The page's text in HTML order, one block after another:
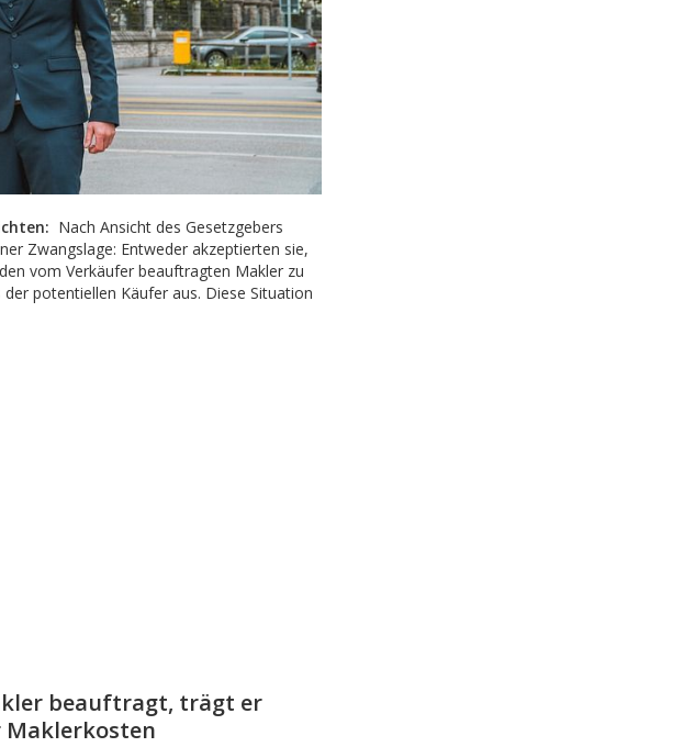
Nach Ansicht des Gesetzgebers
Zwangslage: Entweder akzeptierten sie,
vom Verkäufer beauftragten Makler zu
potentiellen Käufer aus. Diese Situation
beauftragt, trägt er
Maklerkosten